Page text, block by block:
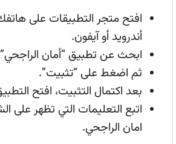
افتح متجر التطبيقات على
أندرويد أو آيفون.
ابحث عن تطبيق “أمان
ثم اضغط على “تثبيت”.
بعد اكتمال التثبيت، افتح
اتبع التعليمات التي تظهر على
امان الراجحي.